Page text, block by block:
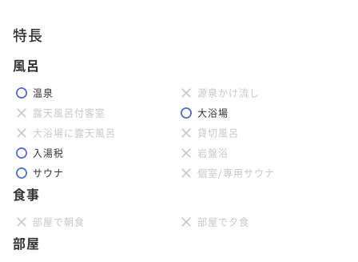
特長
風呂
温泉
源泉かけ流し
露天風呂付客室
大浴場
大浴場に露天風呂
貸切風呂
入湯税
岩盤浴
サウナ
個室/専用サウナ
食事
部屋で朝食 部屋で夕食
部屋